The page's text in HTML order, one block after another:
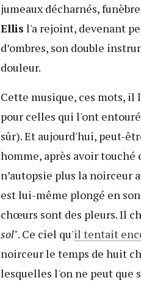
jumeaux décharnés,
Ellis l'a rejoint, devenant
d’ombres, son double
douleur.
Cette musique, ces mots, il
pour celles qui l'ont
sûr). Et aujourd'hui, peut-
homme, après avoir touché
n’autopsie plus la noirceur
est lui-même plongé en
chœurs sont des pleurs. Il
sol". Ce ciel qu'il tentait
noirceur le temps de huit
lesquelles l'on ne peut que